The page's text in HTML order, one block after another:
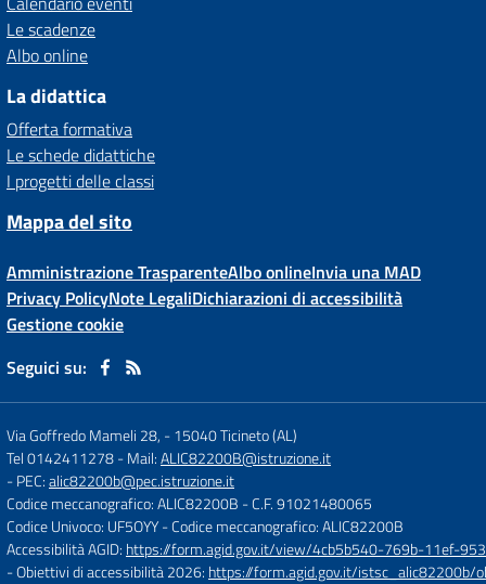
Le scadenze
Albo online
La didattica
Offerta formativa
Le schede didattiche
I progetti delle classi
Mappa del sito
Amministrazione TrasparenteAlbo onlineInvia una MAD
Privacy PolicyNote LegaliDichiarazioni di accessibilità
Gestione cookie
Seguici su:
Via Goffredo Mameli 28, -15040 Ticineto (AL)
Tel 0142411278- Mail:ALIC82200B@istruzione.it
- PEC:alic82200b@pec.istruzione.it
Codice meccanografico: ALIC82200B - C.F. 91021480065
Codice Univoco: UF5OYY- Codice meccanografico: ALIC82200B
Accessibilità AGID: https://form.agid.gov.it/view/4cb5b540-769b-11ef-
- Obiettivi di accessibilità 2026: https://form.agid.gov.it/